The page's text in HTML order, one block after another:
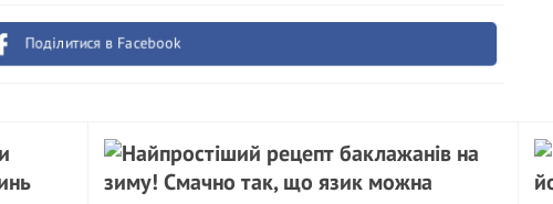
Поділитися в Facebook